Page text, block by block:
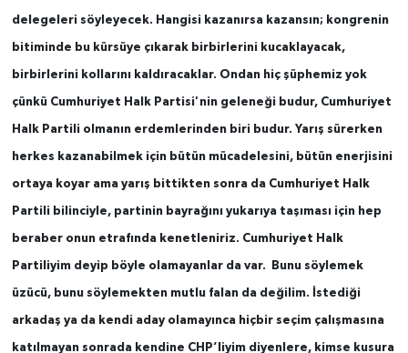
delegeleri söyleyecek. Hangisi kazanırsa kazansın; kongrenin
bitiminde bu kürsüye çıkarak birbirlerini kucaklayacak,
birbirlerini kollarını kaldıracaklar. Ondan hiç şüphemiz yok
çünkü Cumhuriyet Halk Partisi'nin geleneği budur, Cumhuriyet
Halk Partili olmanın erdemlerinden biri budur. Yarış sürerken
herkes kazanabilmek için bütün mücadelesini, bütün enerjisini
ortaya koyar ama yarış bittikten sonra da Cumhuriyet Halk
Partili bilinciyle, partinin bayrağını yukarıya taşıması için hep
beraber onun etrafında kenetleniriz. Cumhuriyet Halk
Partiliyim deyip böyle olamayanlar da var. Bunu söylemek
üzücü, bunu söylemekten mutlu falan da değilim. İstediği
arkadaş ya da kendi aday olamayınca hiçbir seçim çalışmasına
katılmayan sonrada kendine CHP’liyim diyenlere, kimse kusura